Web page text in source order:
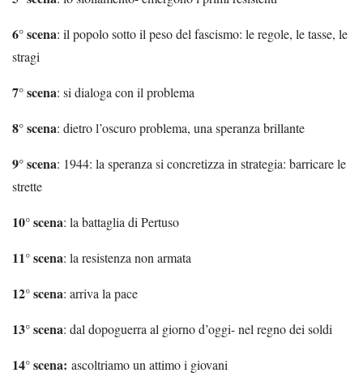
6° scena: il popolo sotto il peso del fascismo: le regole, le tasse, le
stragi
7° scena: si dialoga con il problema
8° scena: dietro l’oscuro problema, una speranza brillante
9° scena: 1944: la speranza si concretizza in strategia: barricare le
strette
10° scena: la battaglia di Pertuso
11° scena: la resistenza non armata
12° scena: arriva la pace
13° scena: dal dopoguerra al giorno d’oggi- nel regno dei soldi
14° scena: ascoltriamo un attimo i giovani